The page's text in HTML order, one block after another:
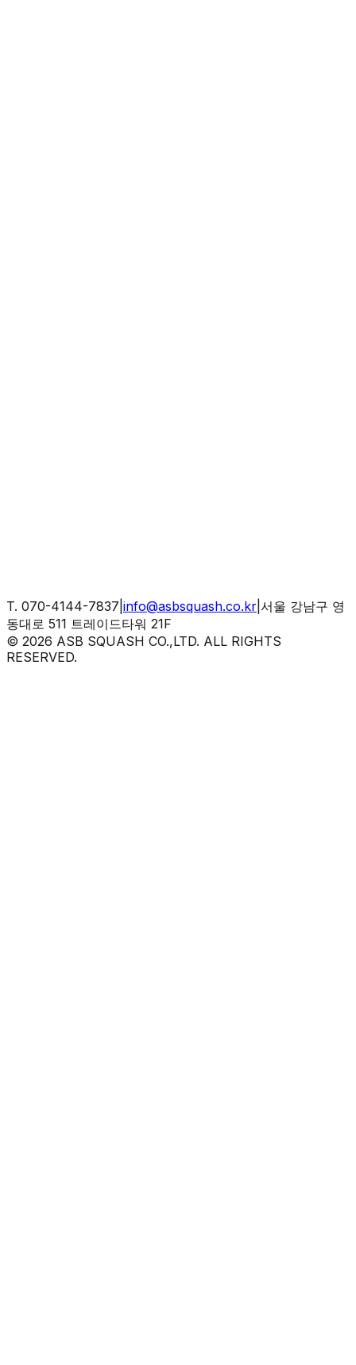
T. 070-4144-7837 info@asbsquash.co.kr 서울 강남구 영
동대로 511 트레이드타워 21F
© 2026 ASB SQUASH CO.,LTD. ALL RIGHTS
RESERVED.